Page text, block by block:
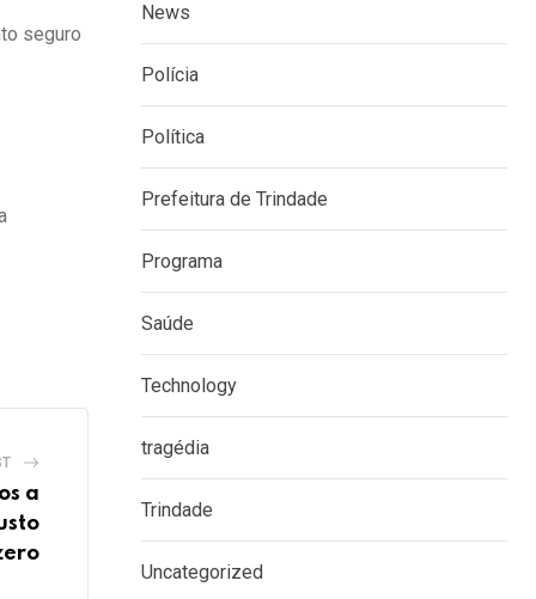
seguro
a
News
Polícia
Política
Prefeitura de Trindade
Programa
Saúde
Technology
tragédia
Trindade
Uncategorized